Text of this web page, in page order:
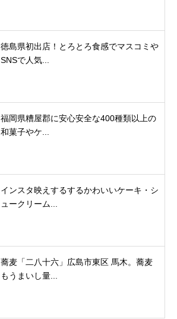
徳島県初出店！とろとろ食感でマスコミや
SNSで人気...
福岡県糟屋郡に安心安全な400種類以上の
和菓子やケ...
インスタ映えするするかわいいケーキ・シ
ュークリーム...
蕎麦「二八十六」広島市東区 馬木。蕎麦
もうまいし量...